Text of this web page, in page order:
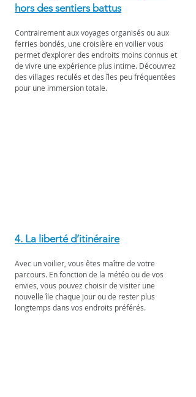
hors des sentiers battus
Contrairement aux voyages organisés ou aux
ferries bondés, une croisière en voilier vous
permet d’explorer des endroits moins connus et
de vivre une expérience plus intime. Découvrez
des villages reculés et des îles peu fréquentées
pour une immersion totale.
4. La liberté d’itinéraire
Avec un voilier, vous êtes maître de votre
parcours. En fonction de la météo ou de vos
envies, vous pouvez choisir de visiter une
nouvelle île chaque jour ou de rester plus
longtemps dans vos endroits préférés.